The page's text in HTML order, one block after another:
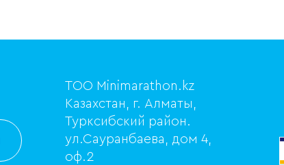
ТОО Minimarathon.kz
Казахстан, г. Алматы,
Турксибский район.
ул.Сауранбаева, дом 4,
оф.2